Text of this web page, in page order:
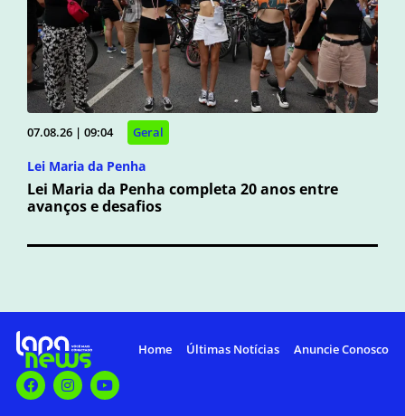
07.08.26 | 09:04 Geral
Lei Maria da Penha
Lei Maria da Penha completa 20 anos entre
avanços e desafios
Home Últimas Notícias Anuncie Conosco